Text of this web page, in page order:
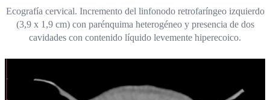
Ecografía cervical. Incremento del linfonodo retrofaríngeo izquierdo
(3,9 x 1,9 cm) con parénquima heterogéneo y presencia de dos
cavidades con contenido líquido levemente hiperecoico.